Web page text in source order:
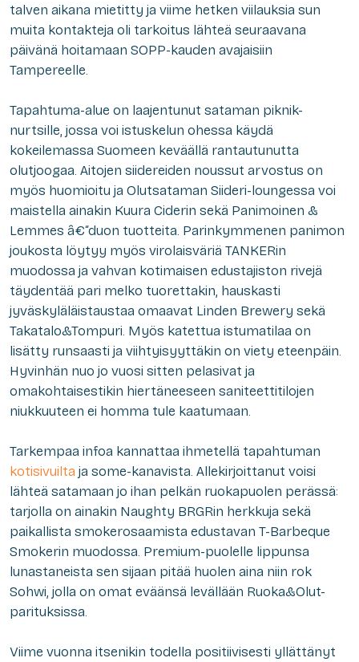
talven aikana mietitty ja viime hetken viilauksia sun
muita kontakteja oli tarkoitus lähteä seuraavana
päivänä hoitamaan SOPP-kauden avajaisiin
Tampereelle.
Tapahtuma-alue on laajentunut sataman piknik-
nurtsille, jossa voi istuskelun ohessa käydä
kokeilemassa Suomeen keväällä rantautunutta
olutjoogaa. Aitojen siidereiden noussut arvostus on
myös huomioitu ja Olutsataman Siideri-loungessa voi
maistella ainakin Kuura Ciderin sekä Panimoinen &
Lemmes â€“duon tuotteita. Parinkymmenen panimon
joukosta löytyy myös virolaisväriä TANKERin
muodossa ja vahvan kotimaisen edustajiston rivejä
täydentää pari melko tuorettakin, hauskasti
jyväskyläläistaustaa omaavat Linden Brewery sekä
Takatalo&Tompuri. Myös katettua istumatilaa on
lisätty runsaasti ja viihtyisyyttäkin on viety eteenpäin.
Hyvinhän nuo jo vuosi sitten pelasivat ja
omakohtaisestikin hiertäneeseen saniteettitilojen
niukkuuteen ei homma tule kaatumaan.
Tarkempaa infoa kannattaa ihmetellä tapahtuman
kotisivuilta ja some-kanavista. Allekirjoittanut voisi
lähteä satamaan jo ihan pelkän ruokapuolen perässä:
tarjolla on ainakin Naughty BRGRin herkkuja sekä
paikallista smokerosaamista edustavan T-Barbeque
Smokerin muodossa. Premium-puolelle lippunsa
lunastaneista sen sijaan pitää huolen aina niin rok
Sohwi, jolla on omat eväänsä levällään Ruoka&Olut-
parituksissa.
Viime vuonna itsenikin todella positiivisesti yllättänyt